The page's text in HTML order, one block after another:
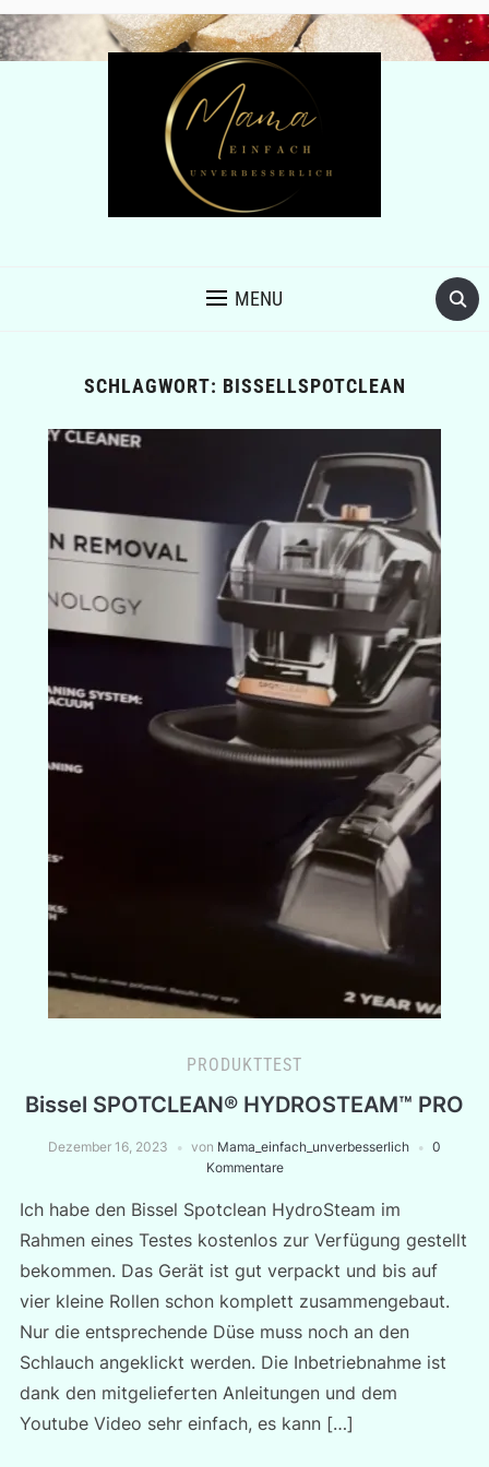
MENU
SCHLAGWORT: BISSELLSPOTCLEAN
PRODUKTTEST
Bissel SPOTCLEAN® HYDROSTEAM™ PRO
Dezember 16, 2023 von Mama_einfach_unverbesserlich
0
Kommentare
Ich habe den Bissel Spotclean HydroSteam im
Rahmen eines Testes kostenlos zur Verfügung gestellt
bekommen. Das Gerät ist gut verpackt und bis auf
vier kleine Rollen schon komplett zusammengebaut.
Nur die entsprechende Düse muss noch an den
Schlauch angeklickt werden. Die Inbetriebnahme ist
dank den mitgelieferten Anleitungen und dem
Youtube Video sehr einfach, es kann […]